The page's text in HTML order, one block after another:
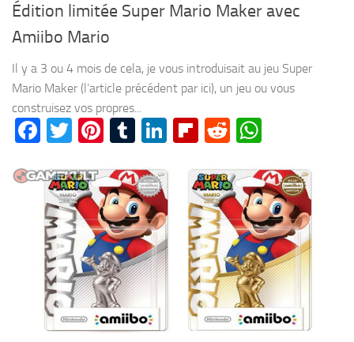
Édition limitée Super Mario Maker avec
Amiibo Mario
Il y a 3 ou 4 mois de cela, je vous introduisait au jeu Super
Mario Maker (l’article précédent par ici), un jeu ou vous
construisez vos propres...
Facebook
TwitterPinterest
TumblrLinkedIn
Flipboard
Reddit